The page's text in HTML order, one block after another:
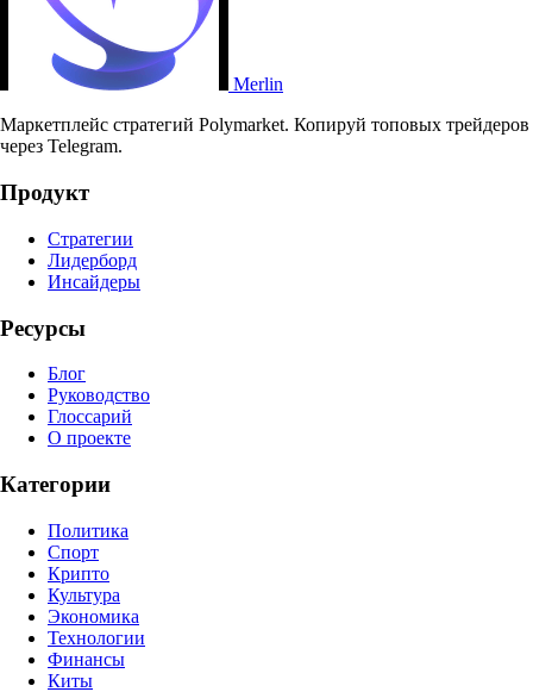
Merlin
Маркетплейс стратегий Polymarket. Копируй топовых трейдеров
через Telegram.
Продукт
Стратегии
Лидерборд
Инсайдеры
Ресурсы
Блог
Руководство
Глоссарий
О проекте
Категории
Политика
Спорт
Крипто
Культура
Экономика
Технологии
Финансы
Киты